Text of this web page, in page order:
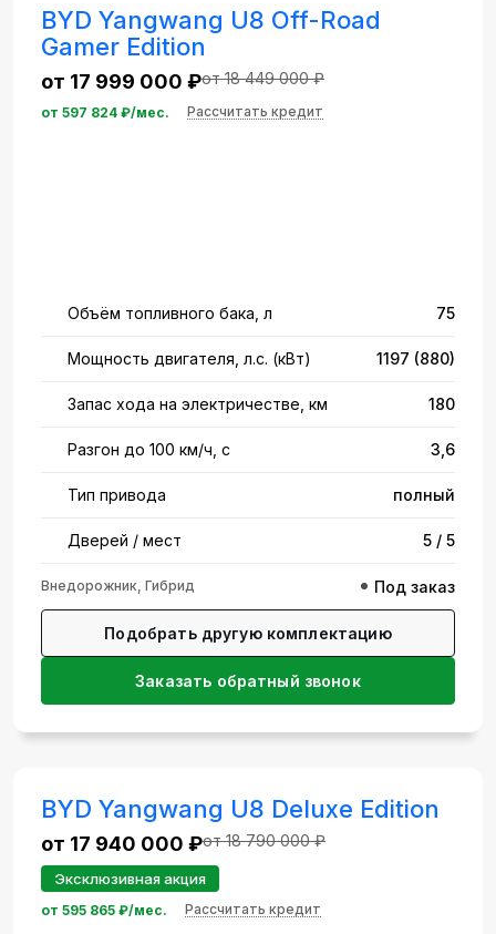
BYD Yangwang U8 Off-Road
Gamer Edition
от 17 999 000 ₽от 18 449 000 ₽
от 597 824 ₽/мес. Рассчитать кредит
Объём топливного бака, л 75
Мощность двигателя, л.с. (кВт) 1197 (880)
Запас хода на электричестве, км 180
Разгон до 100 км/ч, с 3,6
Тип привода полный
Дверей / мест 5 / 5
Внедорожник, Гибрид Под заказ
Подобрать другую комплектацию
Заказать обратный звонок
BYD Yangwang U8 Deluxe Edition
от 17 940 000 ₽от 18 790 000 ₽
Эксклюзивная акция
от 595 865 ₽/мес. Рассчитать кредит